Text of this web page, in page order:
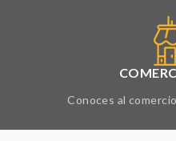
Conoces al